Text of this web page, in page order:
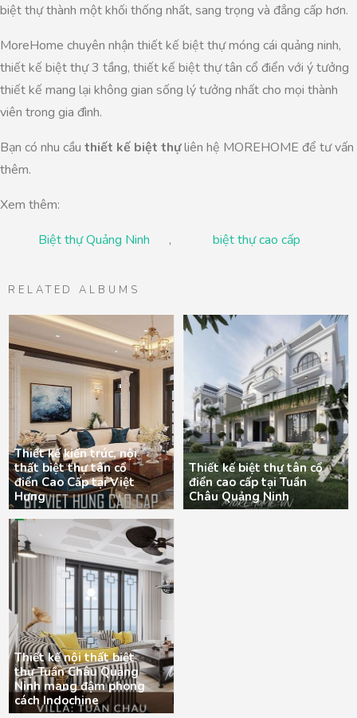
biệt thự thành một khối thống nhất, sang trọng và đẳng cấp hơn.
MoreHome chuyên nhận thiết kế biệt thự móng cái quảng ninh,
thiết kế biệt thự 3 tầng, thiết kế biệt thự tân cổ điển với ý tưởng
thiết kế mang lại không gian sống lý tưởng nhất cho mọi thành
viên trong gia đình.
Bạn có nhu cầu thiết kế biệt thựliên hệ MOREHOME để tư vấn
thêm.
Xem thêm:
Biệt thự Quảng Ninh , biệt thự cao cấp
RELATED ALBUMS
Thiết kế kiến trúc, nội
thất biệt thự tân cổ
điển Cao Cấp tại Việt
Hưng
Thiết kế biệt thự tân cổ
điển cao cấp tại Tuần
Châu Quảng Ninh
Thiết kế nội thất biệt
thự Tuần Châu Quảng
Ninh mang đậm phong
cách Indochine